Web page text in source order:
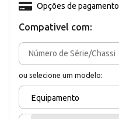
Compativel com:
ou selecione um modelo:
Equipamento
Opções de pagamento